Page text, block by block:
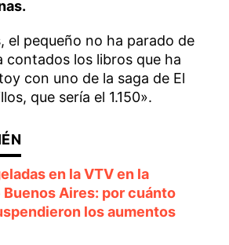
el pequeño no ha parado de
contados los libros que ha
con uno de la saga de El
que sería el 1.150».
en la VTV en la
Aires: por cuánto
los aumentos